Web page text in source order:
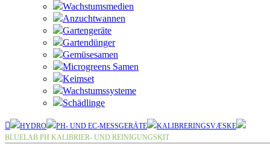
Wachstumsmedien
Anzuchtwannen
Gartengeräte
Gartendünger
Gemüsesamen
Microgreens Samen
Keimset
Wachstumssysteme
Schädlinge
HYDRO PH- UND EC-MESSGERÄTE
KALIBRERINGSVÆSKE
BLUELAB PH KALIBRIER- UND REINIGUNGSKIT